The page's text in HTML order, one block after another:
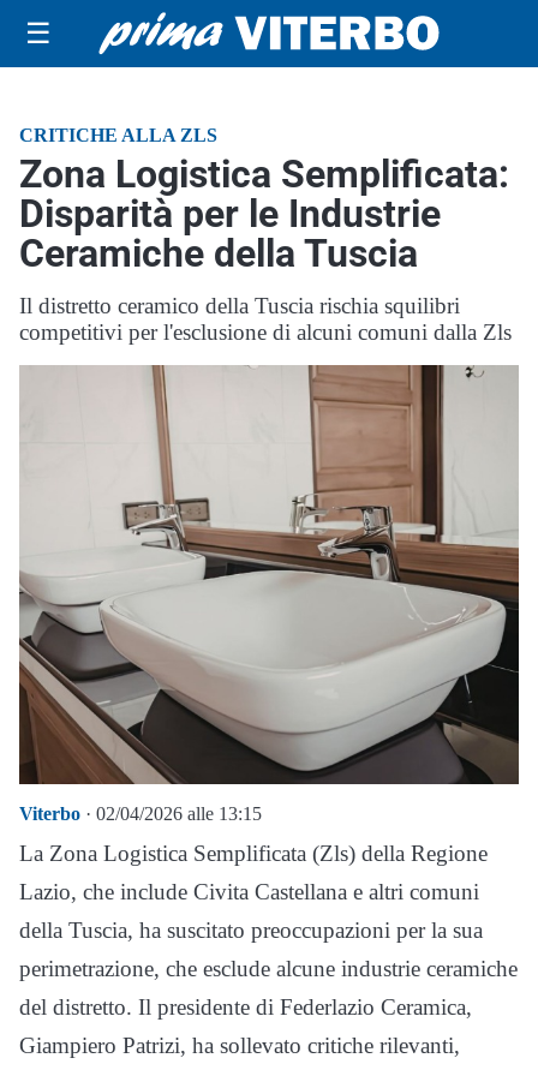
☰
CRITICHE ALLA ZLS
Zona Logistica Semplificata:
Disparità per le Industrie
Ceramiche della Tuscia
Il distretto ceramico della Tuscia rischia squilibri
competitivi per l'esclusione di alcuni comuni dalla Zls
Viterbo · 02/04/2026 alle 13:15
La Zona Logistica Semplificata (Zls) della Regione
Lazio, che include Civita Castellana e altri comuni
della Tuscia, ha suscitato preoccupazioni per la sua
perimetrazione, che esclude alcune industrie ceramiche
del distretto. Il presidente di Federlazio Ceramica,
Giampiero Patrizi, ha sollevato critiche rilevanti,